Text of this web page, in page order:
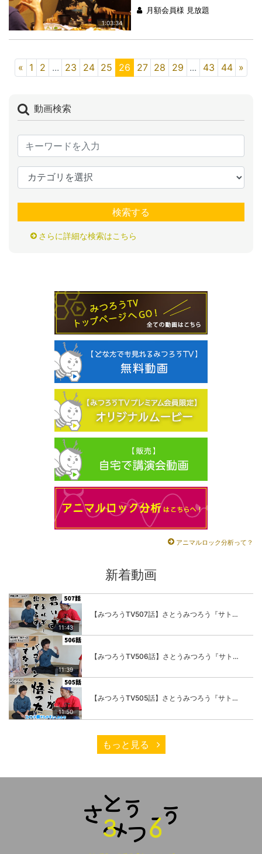
1:03:34
月額会員様 見放題
« 1 2 ... 23 24 25 26 27 28 29 ... 43 44 »
動画検索
検索する
さらに詳細な検索はこちら
アニマルロック分析って？
新着動画
11:43
【みつろうTV507話】さとうみつろう『サトレル男塾』編③「快楽は“自分のカラダの内側”にしかない」
11:39
【みつろうTV506話】さとうみつろう『サトレル男塾』編②「不思議な棒をお尻に…」
11:50
【みつろうTV505話】さとうみつろう『サトレル男塾』編①「“快感不足”のこの世の中…悟ってみたいと思いませんか？」
もっと見る